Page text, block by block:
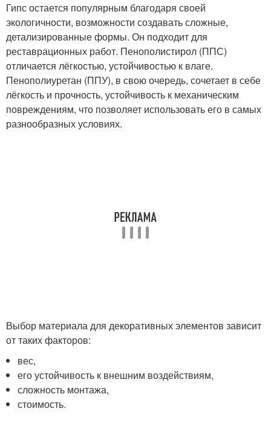
Гипс остается популярным благодаря своей
экологичности, возможности создавать сложные,
детализированные формы. Он подходит для
реставрационных работ. Пенополистирол (ППС)
отличается лёгкостью, устойчивостью к влаге.
Пенополиуретан (ППУ), в свою очередь, сочетает в себе
лёгкость и прочность, устойчивость к механическим
повреждениям, что позволяет использовать его в самых
разнообразных условиях.
Выбор материала для декоративных элементов зависит
от таких факторов:
вес,
его устойчивость к внешним воздействиям,
сложность монтажа,
стоимость.